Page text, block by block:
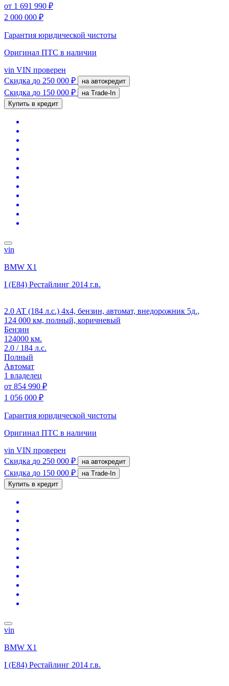
от 1 691 990 ₽
2 000 000 ₽
Гарантия юридической чистоты
Оригинал ПТС в наличии
vin VIN проверен
Скидка до 250 000 ₽ на автокредит
Скидка до 150 000 ₽
на Trade-In
Купить в кредит
vin
BMW X1
I (E84) Рестайлинг 2014 г.в.
2.0 AT (184 л.с.) 4x4, бензин, автомат, внедорожник 5д.,
124 000 км, полный, коричневый
Бензин
124000 км.
2.0 / 184 л.с.
Полный
Автомат
1 владелец
от 854 990 ₽
1 056 000 ₽
Гарантия юридической чистоты
Оригинал ПТС в наличии
vin VIN проверен
Скидка до 250 000 ₽ на автокредит
Скидка до 150 000 ₽
на Trade-In
Купить в кредит
vin
BMW X1
I (E84) Рестайлинг 2014 г.в.